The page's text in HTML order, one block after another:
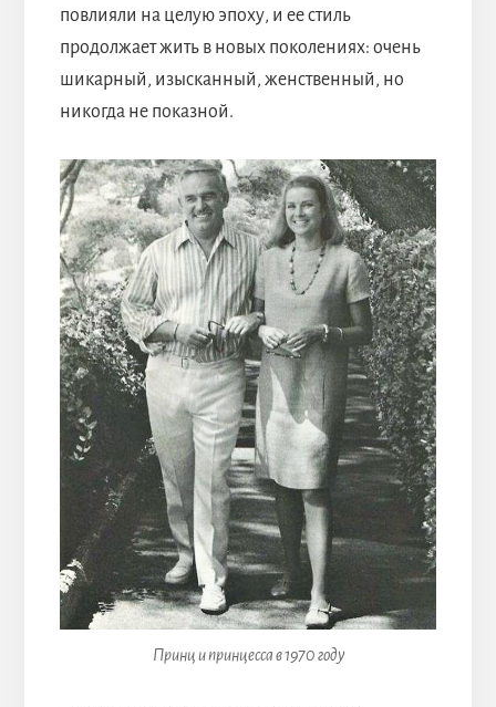
повлияли на целую эпоху, и ее стиль
продолжает жить в новых поколениях: очень
шикарный, изысканный, женственный, но
никогда не показной.
Принц и принцесса в 1970 году